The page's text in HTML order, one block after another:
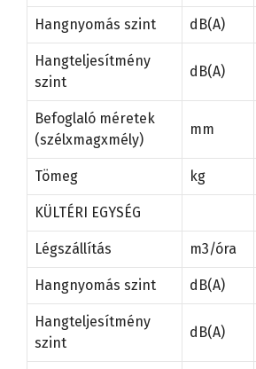
Hangnyomás szint dB(A)
Hangteljesítmény
szint
dB(A)
Befoglaló méretek
(szélxmagxmély)
mm
Tömeg kg
KÜLTÉRI EGYSÉG
Légszállítás m3/óra
Hangnyomás szint dB(A)
Hangteljesítmény
szint
dB(A)